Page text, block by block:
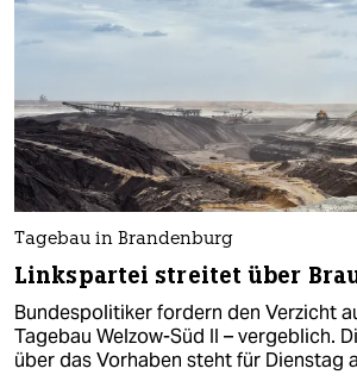
Tagebau in Brandenburg
Linkspartei streitet über
Bundespolitiker fordern den Verzicht
Tagebau Welzow-Süd II – vergeblich.
über das Vorhaben steht für Dienstag